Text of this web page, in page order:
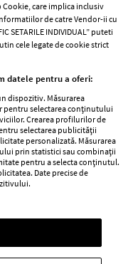
instruit poate salva o
despre ce e vorba
te schimbă: cum
fiecare amintire
pe care o porți
care implica inclusiv
de catre Vendor-ii cu
SETARILE INDIVIDUAL” puteti
cele legate de cookie strict
datele pentru a oferi:
dispozitiv. Măsurarea
selectarea conținutului
Crearea profilurilor de
selectarea publicității
personalizată. Măsurarea
prin statistici sau combinații
pentru a selecta conținutul.
Date precise de